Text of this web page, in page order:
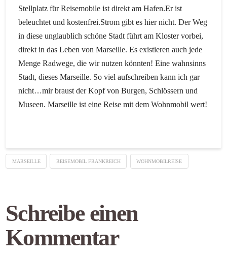
Stellplatz für Reisemobile ist direkt am Hafen.Er ist
beleuchtet und kostenfrei.Strom gibt es hier nicht. Der Weg
in diese unglaublich schöne Stadt führt am Kloster vorbei,
direkt in das Leben von Marseille. Es existieren auch jede
Menge Radwege, die wir nutzen könnten! Eine wahnsinns
Stadt, dieses Marseille. So viel aufschreiben kann ich gar
nicht…mir braust der Kopf von Burgen, Schlössern und
Museen. Marseille ist eine Reise mit dem Wohnmobil wert!
MARSEILLE REISEMOBIL FRANKREICH WOHNMOBILREISE
Schreibe einen
Kommentar